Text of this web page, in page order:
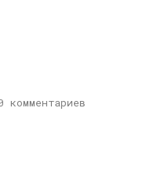
комментариев